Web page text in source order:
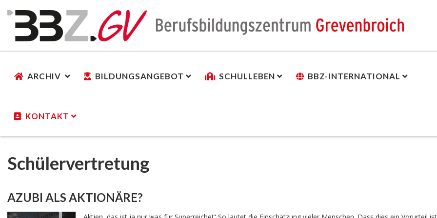
ARCHIV BILDUNGSANGEBOT SCHULLEBEN BBZ-INTERNATIONAL
KONTAKT
Schülervertretung
AZUBI ALS AKTIONÄRE?